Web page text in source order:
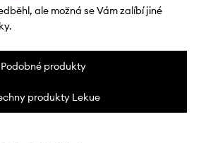
ale možná se Vám zalíbí jiné
Podobné produkty
produkty Lekue